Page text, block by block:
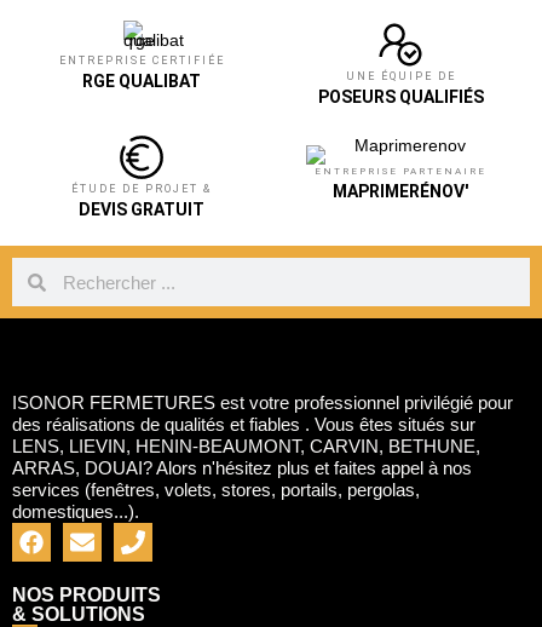
ENTREPRISE CERTIFIÉE
RGE QUALIBAT UNE ÉQUIPE DE
POSEURS QUALIFIÉS
ÉTUDE DE PROJET &
DEVIS GRATUIT
ENTREPRISE PARTENAIRE
MAPRIMERÉNOV'
ISONOR FERMETURES est votre professionnel privilégié pour
des réalisations de qualités et fiables . Vous êtes situés sur
LENS, LIEVIN, HENIN-BEAUMONT, CARVIN, BETHUNE,
ARRAS, DOUAI? Alors n'hésitez plus et faites appel à nos
services (fenêtres, volets, stores, portails, pergolas,
domestiques...).
NOS PRODUITS
& SOLUTIONS